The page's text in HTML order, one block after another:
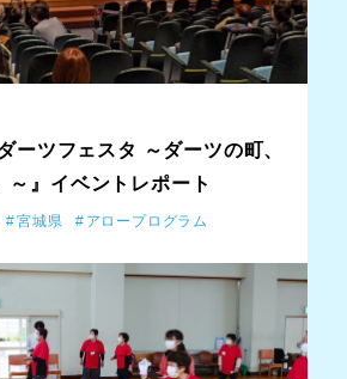
ーツフェスタ ～ダーツの町、
～』イベントレポート
宮城県 アロープログラム